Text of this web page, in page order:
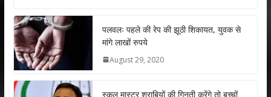
at
s
A
p
p
e
b
o
k
er e
dI
n
l e
पलवलः पहले की रेप की झूठी शिकायत, युवक से
मांगे लाखों रुपये
August 29, 2020
स्कूल मास्टर शराबियों की गिनती करेंगे तो बच्चों